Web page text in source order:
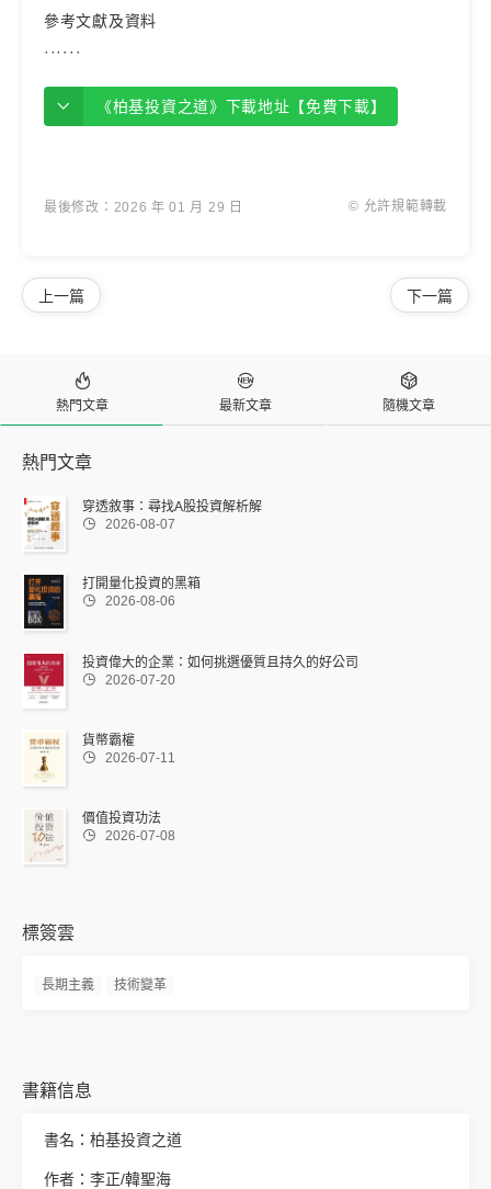
參考文獻及資料
······
《柏基投資之道》下載地址【免費下載】
最後修改：2026 年 01 月 29 日 © 允許規範轉載
下一篇
上一篇

熱門文章

最新文章

隨機文章
熱門文章
穿透敘事：尋找A股投資解析解
 2026-08-07
打開量化投資的黑箱
 2026-08-06
投資偉大的企業：如何挑選優質且持久的好公司
 2026-07-20
貨幣霸權
 2026-07-11
價值投資功法
 2026-07-08
標簽雲
長期主義 技術變革
書籍信息
書名：柏基投資之道
作者：李正/韓聖海